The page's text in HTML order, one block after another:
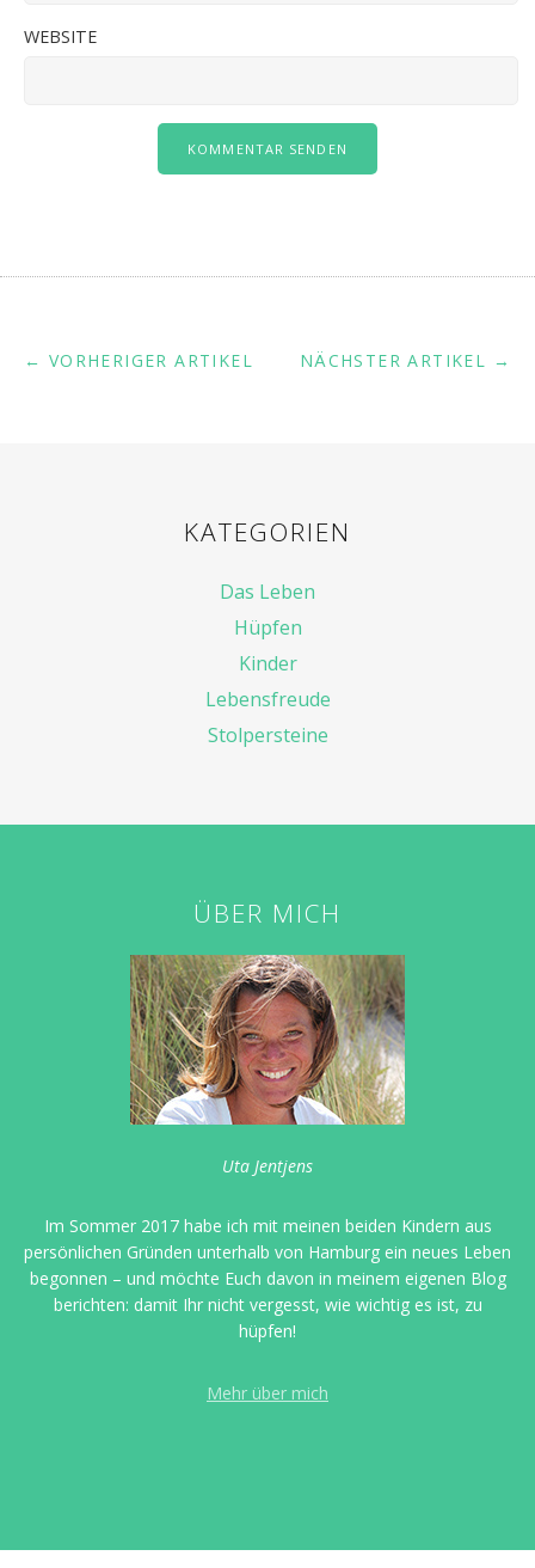
WEBSITE
NÄCHSTER ARTIKEL →
← VORHERIGER ARTIKEL
KATEGORIEN
Das Leben
Hüpfen
Kinder
Lebensfreude
Stolpersteine
ÜBER MICH
Uta Jentjens
Im Sommer 2017 habe ich mit meinen beiden Kindern aus
persönlichen Gründen unterhalb von Hamburg ein neues Leben
begonnen – und möchte Euch davon in meinem eigenen Blog
berichten: damit Ihr nicht vergesst, wie wichtig es ist, zu
hüpfen!
Mehr über mich